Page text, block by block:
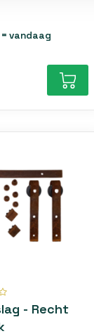
vandaag
- Recht